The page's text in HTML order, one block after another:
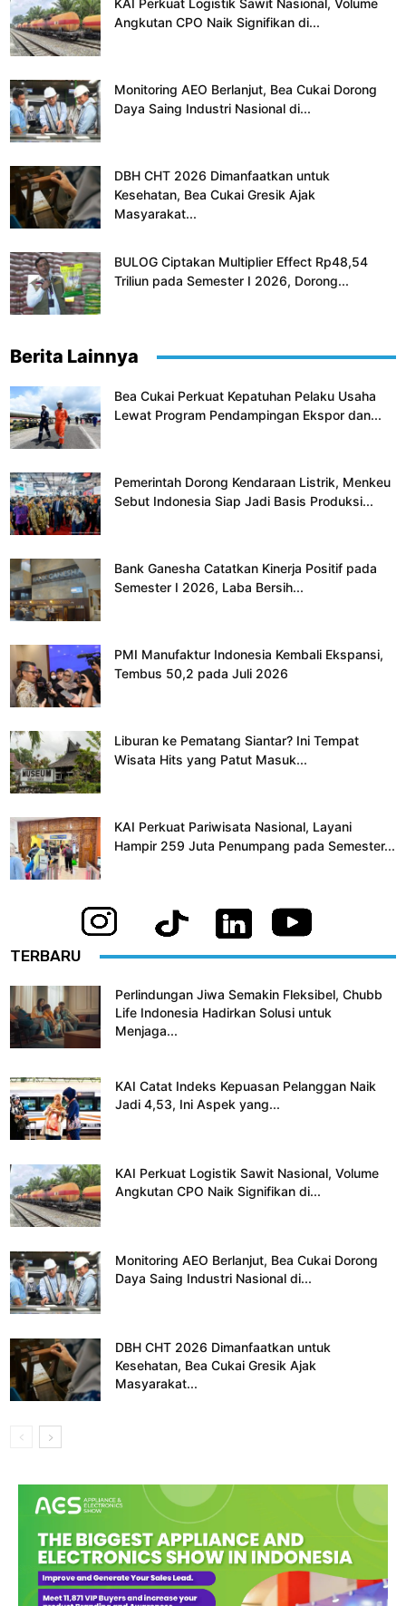
KAI Perkuat Logistik Sawit Nasional, Volume
Angkutan CPO Naik Signifikan di...
Monitoring AEO Berlanjut, Bea Cukai Dorong
Daya Saing Industri Nasional di...
DBH CHT 2026 Dimanfaatkan untuk
Kesehatan, Bea Cukai Gresik Ajak
Masyarakat...
BULOG Ciptakan Multiplier Effect Rp48,54
Triliun pada Semester I 2026, Dorong...
Berita Lainnya
Bea Cukai Perkuat Kepatuhan Pelaku Usaha
Lewat Program Pendampingan Ekspor dan...
Pemerintah Dorong Kendaraan Listrik, Menkeu
Sebut Indonesia Siap Jadi Basis Produksi...
Bank Ganesha Catatkan Kinerja Positif pada
Semester I 2026, Laba Bersih...
PMI Manufaktur Indonesia Kembali Ekspansi,
Tembus 50,2 pada Juli 2026
Liburan ke Pematang Siantar? Ini Tempat
Wisata Hits yang Patut Masuk...
KAI Perkuat Pariwisata Nasional, Layani
Hampir 259 Juta Penumpang pada Semester...
TERBARU
Perlindungan Jiwa Semakin Fleksibel, Chubb
Life Indonesia Hadirkan Solusi untuk
Menjaga...
KAI Catat Indeks Kepuasan Pelanggan Naik
Jadi 4,53, Ini Aspek yang...
KAI Perkuat Logistik Sawit Nasional, Volume
Angkutan CPO Naik Signifikan di...
Monitoring AEO Berlanjut, Bea Cukai Dorong
Daya Saing Industri Nasional di...
DBH CHT 2026 Dimanfaatkan untuk
Kesehatan, Bea Cukai Gresik Ajak
Masyarakat...